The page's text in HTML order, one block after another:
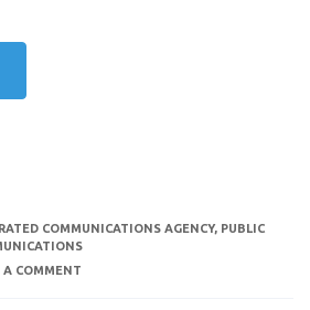
COMMUNICATIONS AGENCY, PUBLIC
A COMMENT